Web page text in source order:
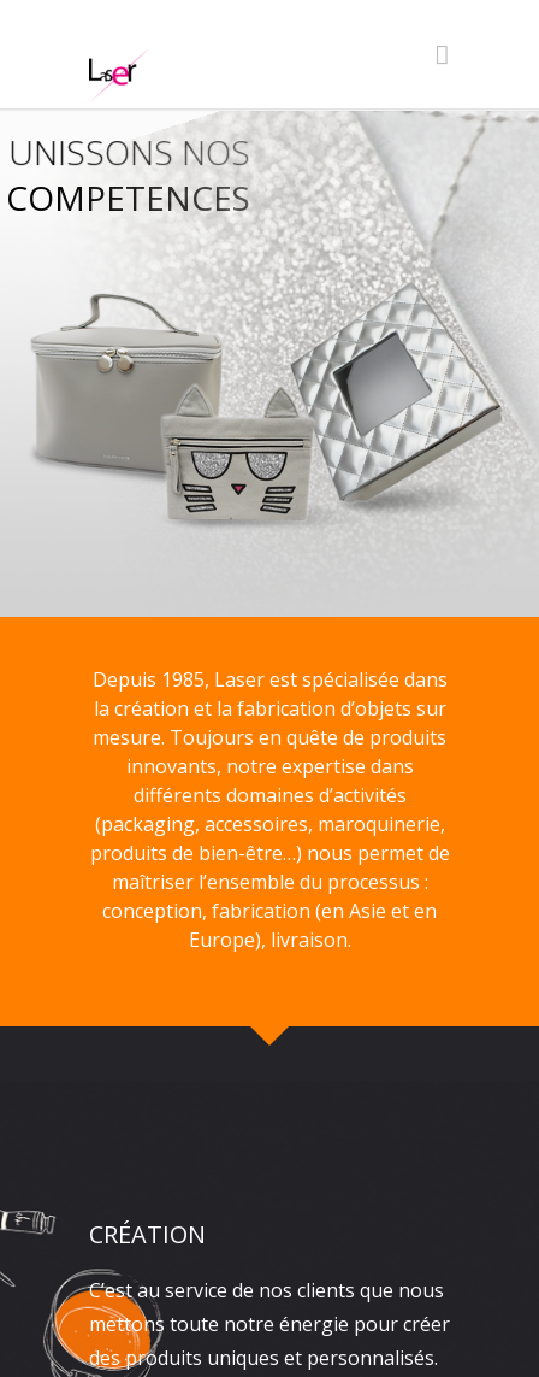
COMPETENCES
UNISSONS NOS
Depuis 1985, Laser est spécialisée dans
la création et la fabrication d’objets sur
mesure. Toujours en quête de produits
innovants, notre expertise dans
différents domaines d’activités
(packaging, accessoires, maroquinerie,
produits de bien-être…) nous permet de
maîtriser l’ensemble du processus :
conception, fabrication (en Asie et en
Europe), livraison.
CRÉATION
C’est au service de nos clients que nous
mettons toute notre énergie pour créer
des produits uniques et personnalisés.